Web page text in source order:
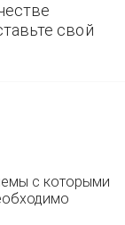
свой
с которыми